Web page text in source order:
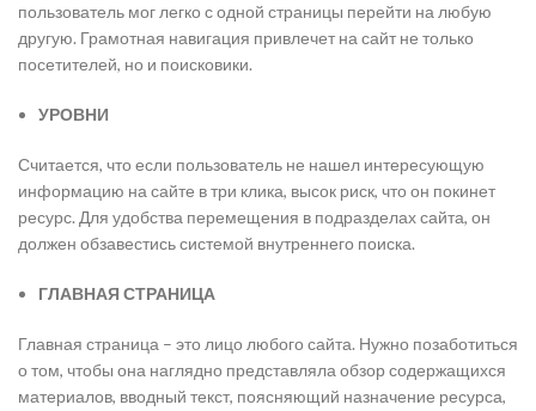
пользователь мог легко с одной страницы перейти на любую
другую. Грамотная навигация привлечет на сайт не только
посетителей, но и поисковики.
УРОВНИ
Считается, что если пользователь не нашел интересующую
информацию на сайте в три клика, высок риск, что он покинет
ресурс. Для удобства перемещения в подразделах сайта, он
должен обзавестись системой внутреннего поиска.
ГЛАВНАЯ СТРАНИЦА
Главная страница – это лицо любого сайта. Нужно позаботиться
о том, чтобы она наглядно представляла обзор содержащихся
материалов, вводный текст, поясняющий назначение ресурса,